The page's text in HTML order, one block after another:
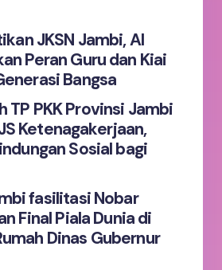
and email in this browser for the
Comment
JKSN Jambi, Al
Peran Guru dan Kiai
Bangsa
TP PKK Provinsi Jambi
Ketenagakerjaan,
Sosial bagi
fasilitasi Nobar
Final Piala Dunia di
Dinas Gubernur